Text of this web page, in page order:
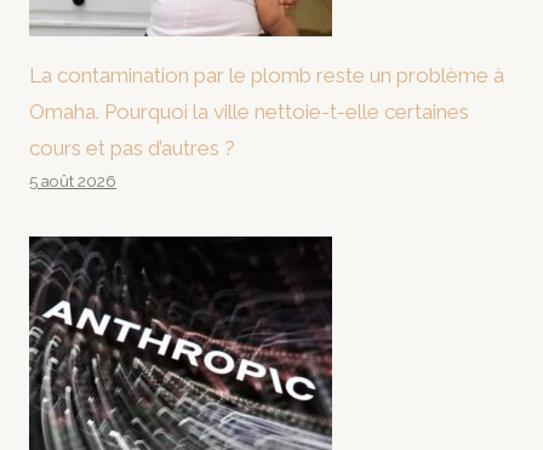
La contamination par le plomb reste un problème à
Omaha. Pourquoi la ville nettoie-t-elle certaines
cours et pas d’autres ?
5 août 2026